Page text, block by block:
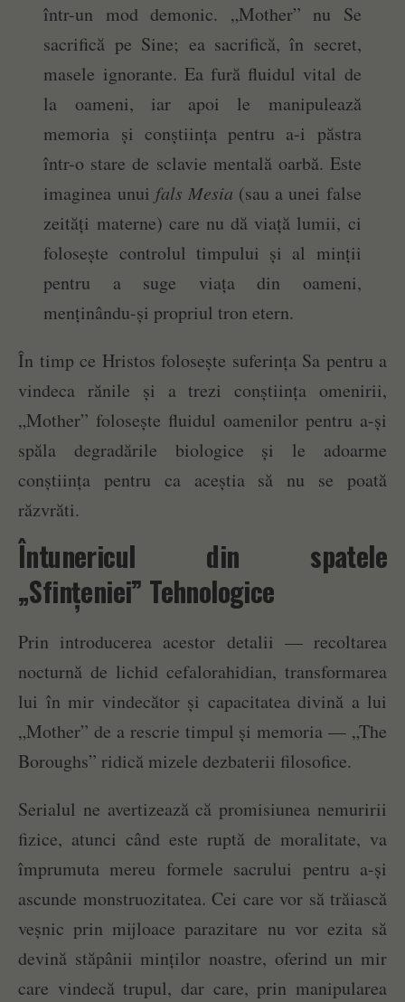
într-un mod demonic. „Mother” nu Se
sacrifică pe Sine; ea sacrifică, în secret,
masele ignorante. Ea fură fluidul vital de
la oameni, iar apoi le manipulează
memoria și conștiința pentru a-i păstra
într-o stare de sclavie mentală oarbă. Este
imaginea unui fals Mesia (sau a unei false
zeități materne) care nu dă viață lumii, ci
folosește controlul timpului și al minții
pentru a suge viața din oameni,
menținându-și propriul tron etern.
În timp ce Hristos folosește suferința Sa pentru a
vindeca rănile și a trezi conștiința omenirii,
„Mother” folosește fluidul oamenilor pentru a-și
spăla degradările biologice și le adoarme
conștiința pentru ca aceștia să nu se poată
răzvrăti.
Întunericul din spatele
„Sfințeniei” Tehnologice
Prin introducerea acestor detalii — recoltarea
nocturnă de lichid cefalorahidian, transformarea
lui în mir vindecător și capacitatea divină a lui
„Mother” de a rescrie timpul și memoria — „The
Boroughs” ridică mizele dezbaterii filosofice.
Serialul ne avertizează că promisiunea nemuririi
fizice, atunci când este ruptă de moralitate, va
împrumuta mereu formele sacrului pentru a-și
ascunde monstruozitatea. Cei care vor să trăiască
veșnic prin mijloace parazitare nu vor ezita să
devină stăpânii minților noastre, oferind un mir
care vindecă trupul, dar care, prin manipularea